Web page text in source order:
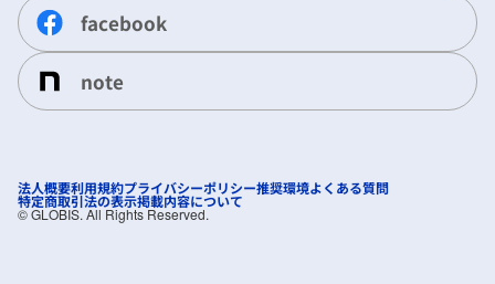
facebook
note
法人概要利用規約プライバシーポリシー推奨環境よくある質問
特定商取引法の表示掲載内容について
©︎ GLOBIS. All Rights Reserved.